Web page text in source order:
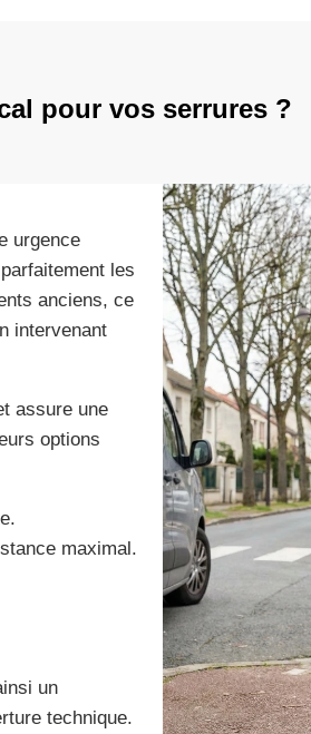
pour vos serrures ?
urgence
les
anciens, ce
intervenant
assure une
options
maximal.
un
technique.